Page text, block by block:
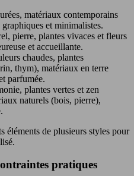
matériaux contemporains
et minimalistes.
pierre, plantes vivaces et fleurs
et accueillante.
chaudes, plantes
thym), matériaux en terre
parfumée.
plantes vertes et zen
naturels (bois, pierre),
éléments de plusieurs styles pour
pratiques